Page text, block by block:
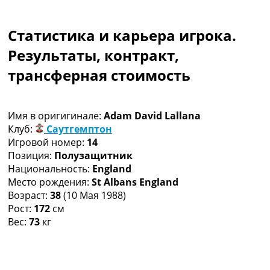
Чемпионат Мира
Украина. Премьер-Лига
Украина. Первая Лига
Лига Чемпионов
Другие Турниры >>>
Таблицы
Таблицы групп Чемпионата Мира
Украина. Премьер-Лига
Украина. Первая Лига
Лига Чемпионов. Таблицы групп
Англия. Премьер-Лига
Испания. Ла Лига
Статистика и карьера игрока.
Результаты, контракт,
трансферная стоимость
Имя в оригигинале: Adam David Lallana
Клуб:
Саутгемптон
Игровой номер: 14
Позиция: Полузащитник
Национальность: England
Место рождения: St Albans England
Возраст: 38(10 Мая 1988)
Рост: 172 см
Вес: 73 кг